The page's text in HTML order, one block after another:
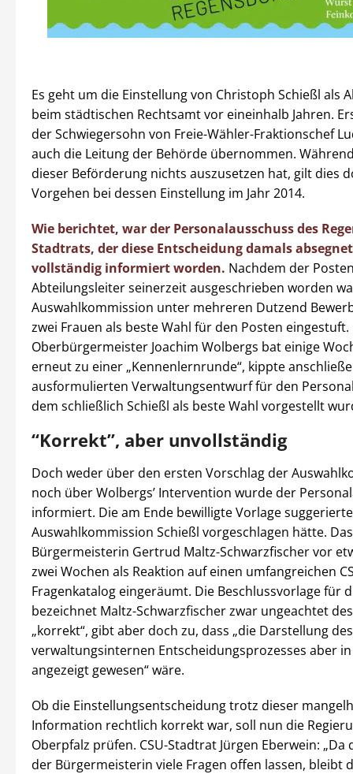
Es geht um die Einstellung von Christoph Schießl als
beim städtischen Rechtsamt vor eineinhalb Jahren.
der Schwiegersohn von Freie-Wähler-Fraktionschef
auch die Leitung der Behörde übernommen.
dieser Beförderung nichts auszusetzen hat, gilt dies
Vorgehen bei dessen Einstellung im Jahr 2014.
Wie berichtet, war der Personalausschuss des
Stadtrats, der diese Entscheidung damals
vollständig informiert worden. Nachdem der
Abteilungsleiter seinerzeit ausgeschrieben worden
Auswahlkommission unter mehreren Dutzend
zwei Frauen als beste Wahl für den Posten eingestuft.
Oberbürgermeister Joachim Wolbergs bat einige
erneut zu einer „Kennenlernrunde“, kippte
ausformulierten Verwaltungsentwurf für den
dem schließlich Schießl als beste Wahl vorgestellt
“Korrekt”, aber unvollständig
Doch weder über den ersten Vorschlag der
noch über Wolbergs’ Intervention wurde der
informiert. Die am Ende bewilligte Vorlage
Auswahlkommission Schießl vorgeschlagen hätte.
Bürgermeisterin Gertrud Maltz-Schwarzfischer vor
zwei Wochen als Reaktion auf einen umfangreichen
Fragenkatalog eingeräumt. Die Beschlussvorlage für
bezeichnet Maltz-Schwarzfischer zwar ungeachtet
„korrekt“, gibt aber doch zu, dass „die Darstellung des
verwaltungsinternen Entscheidungsprozesses aber
angezeigt gewesen“ wäre.
Ob die Einstellungsentscheidung trotz dieser
Information rechtlich korrekt war, soll nun die
Oberpfalz prüfen. CSU-Stadtrat Jürgen Eberwein:
der Bürgermeisterin viele Fragen offen lassen, bleibt